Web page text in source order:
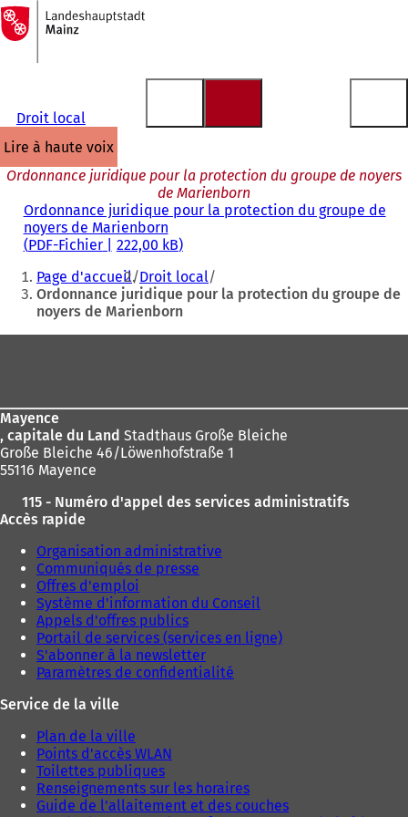
Accéder au contenu
Vers
la
page
d'accueil
Droit local
lire à haute voix
Ordonnance juridique pour la protection du groupe de noyers
de Marienborn
Ordonnance juridique pour la protection du groupe de
noyers de Marienborn
PDF-Fichier 222,00 kB
Vous
êtes
:
Page d'accueil Droit local
Ordonnance juridique pour la protection du groupe de
noyers de Marienborn
Mayence
, capitale du Land Stadthaus Große Bleiche
Große Bleiche 46/Löwenhofstraße 1
55116 Mayence
115 - Numéro d'appel des services administratifs
Accès rapide
Organisation administrative
Communiqués de presse
Offres d'emploi
Système d'information du Conseil
Appels d'offres publics
Portail de services (services en ligne)
S'abonner à la newsletter
Paramètres de confidentialité
Service de la ville
Plan de la ville
Points d'accès WLAN
Toilettes publiques
Renseignements sur les horaires
Guide de l'allaitement et des couches